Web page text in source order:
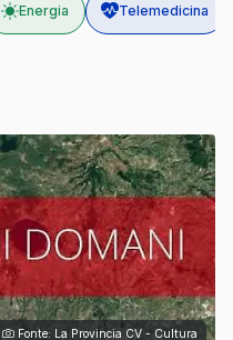
Energia Telemedicina
Fonte: La Provincia CV - Cultura